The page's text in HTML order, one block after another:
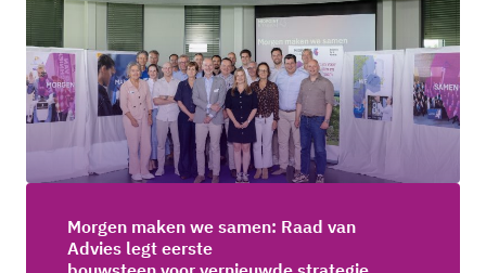
Morgen maken we samen: Raad van
Advies legt eerste